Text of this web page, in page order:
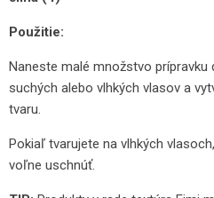
Použitie:
Naneste malé množstvo prípravku
suchých alebo vlhkých vlasov a
tvaru.
Pokiaľ tvarujete na vlhkých
voľne uschnúť.